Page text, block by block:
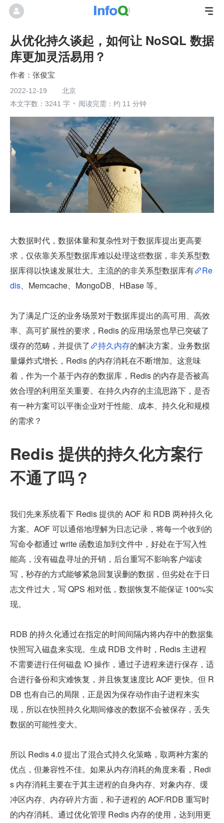
从优化持久谈起，如何让 NoSQL 数据
库更加灵活易用？
张俊宝
2022-12-19
北京
本文字数：3241 字
阅读完需：约 11 分钟
大数据时代，数据体量和复杂性对于数据库提出更高要
求，仅依靠关系型数据库难以处理这些数据，非关系型数
据库得以快速发展壮大。主流的的非关系型数据库有
Re
dis、Memcache、MongoDB、HBase 等。
为了满足广泛的业务场景对于数据库提出的高可用、高效
率、高可扩展性的要求，Redis 的应用场景也早已突破了
缓存的范畴，并提供了
持久内存的解决方案。业务数据
量爆炸式增长，Redis 的内存消耗在不断增加。这意味
着，作为一个基于内存的数据库，Redis 的内存是否被高
效合理的利用至关重要。在持久内存的主流思路下，是否
有一种方案可以平衡企业对于性能、成本、持久化和规模
的需求？
Redis 提供的持久化方案行
不通了吗？
我们先来系统看下 Redis 提供的 AOF 和 RDB 两种持久化
方案。AOF 可以通俗地理解为日志记录，将每一个收到的
写命令都通过 write 函数追加到文件中，好处在于写入性
能高，没有磁盘寻址的开销，后台重写不影响客户端读
写，秒存的方式能够紧急回复误删的数据，但劣处在于日
志文件过大，写 QPS 相对低，数据恢复不能保证 100%实
现。
RDB 的持久化通过在指定的时间间隔内将内存中的数据集
快照写入磁盘来实现。生成 RDB 文件时，Redis 主进程
不需要进行任何磁盘 IO 操作，通过子进程来进行保存，适
合进行备份和灾难恢复，并且恢复速度比 AOF 更快。但 R
DB 也有自己的局限，正是因为保存动作由子进程来实
现，所以在快照持久化期间修改的数据不会被保存，丢失
数据的可能性变大。
所以 Redis 4.0 提出了混合式持久化策略，取两种方案的
优点，但兼容性不佳。如果从内存消耗的角度来看，Redi
s 内存消耗主要在于其主进程的自身内存、对象内存、缓
冲区内存、内存碎片方面，和子进程的 AOF/RDB 重写时
的内存消耗。通过优化管理 Redis 内存的使用，达到用更